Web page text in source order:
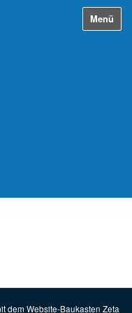
Menü
dem Website-Baukasten Zeta